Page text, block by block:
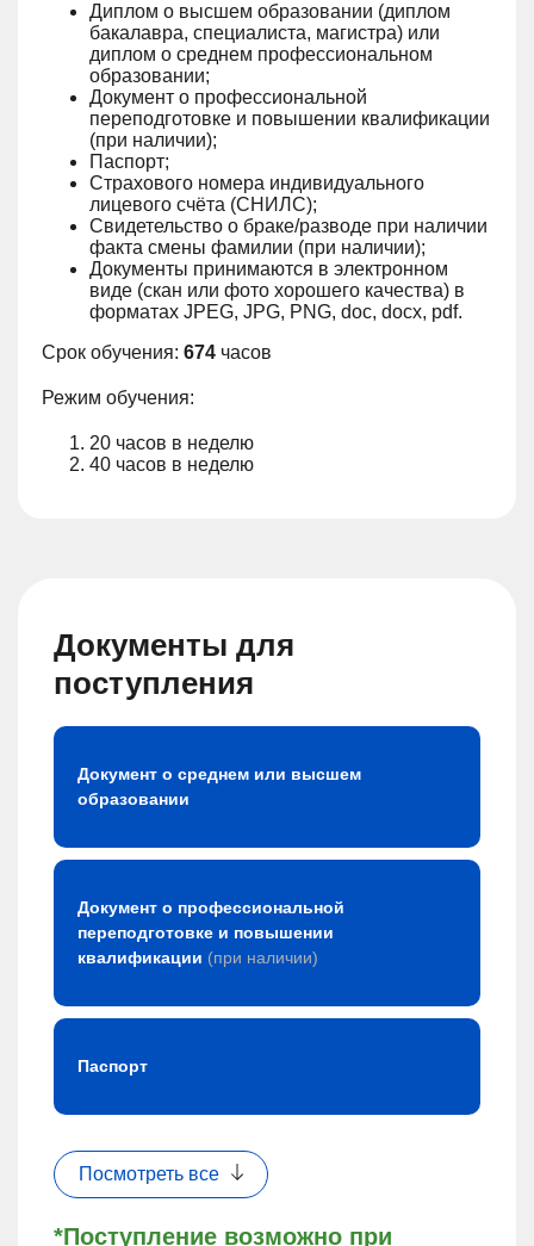
Диплом о высшем образовании (диплом
бакалавра, специалиста, магистра) или
диплом о среднем профессиональном
образовании;
Документ о профессиональной
переподготовке и повышении квалификации
(при наличии);
Паспорт;
Страхового номера индивидуального
лицевого счёта (СНИЛС);
Свидетельство о браке/разводе при наличии
факта смены фамилии (при наличии);
Документы принимаются в электронном
виде (скан или фото хорошего качества) в
форматах JPEG, JPG, PNG, doc, docx, pdf.
Срок обучения: 674 часов
Режим обучения:
20 часов в неделю
40 часов в неделю
Документы для
поступления
*Поступление возможно при
Документ о среднем или высшем
образовании
Документ о профессиональной
переподготовке и повышении
квалификации (при наличии)
Паспорт
Посмотреть все